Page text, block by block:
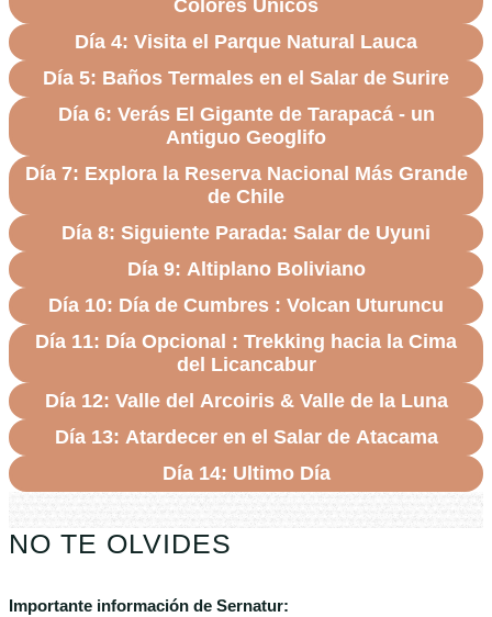
Colores Unicos
Día 4: Visita el Parque Natural Lauca
Día 5: Baños Termales en el Salar de Surire
Día 6: Verás El Gigante de Tarapacá - un
Antiguo Geoglifo
Día 7: Explora la Reserva Nacional Más Grande
de Chile
Día 8: Siguiente Parada: Salar de Uyuni
Día 9: Altiplano Boliviano
Día 10: Día de Cumbres : Volcan Uturuncu
Día 11: Día Opcional : Trekking hacia la Cima
del Licancabur
Día 12: Valle del Arcoiris & Valle de la Luna
Día 13: Atardecer en el Salar de Atacama
Día 14: Ultimo Día
NO TE OLVIDES
Importante información de Sernatur: